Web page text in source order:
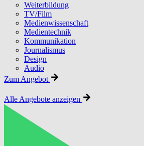
Weiterbildung
TV/Film
Medienwissenschaft
Medientechnik
Kommunikation
Journalismus
Design
Audio
Zum Angebot
Alle Angebote anzeigen